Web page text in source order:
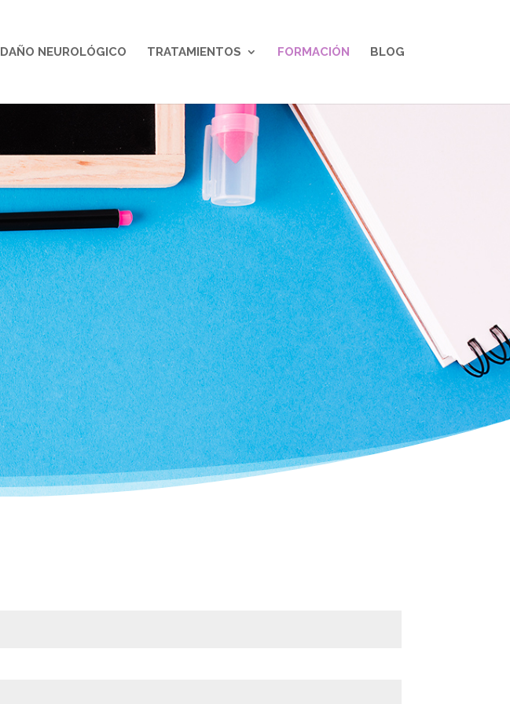
DAÑO NEUROLÓGICO TRATAMIENTOS FORMACIÓN BLOG